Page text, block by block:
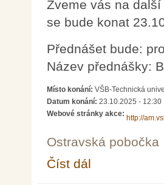
Zveme vás na
se bude konat
Přednášet bude:
Název přednášky:
Místo konání: VŠB-Technická
Datum konání: 23.10.2025 - 12:30
Webové stránky akce:
http://
Ostravská pobočka
Číst dál